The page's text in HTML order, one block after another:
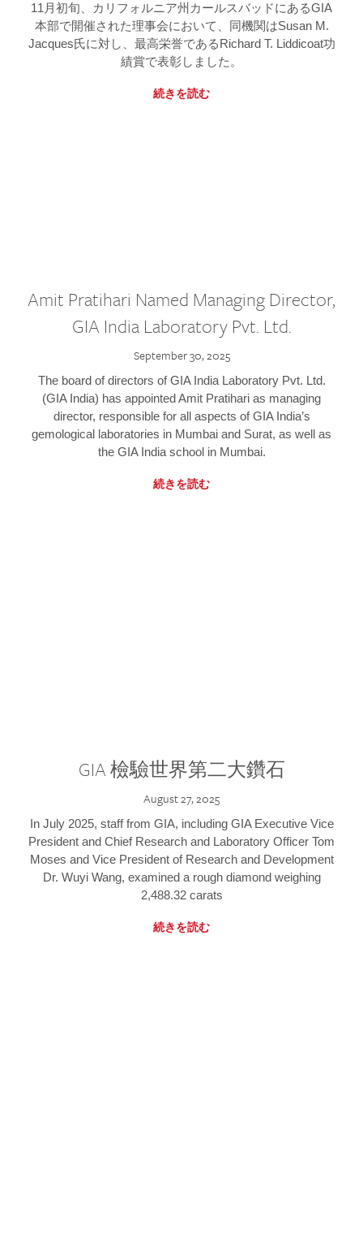
11月初旬、カリフォルニア州カールスバッドにあるGIA
本部で開催された理事会において、同機関はSusan M.
Jacques氏に対し、最高栄誉であるRichard T. Liddicoat功
績賞で表彰しました。
続きを読む
Amit Pratihari Named Managing Director,
GIA India Laboratory Pvt. Ltd.
September 30, 2025
The board of directors of GIA India Laboratory Pvt. Ltd.
(GIA India) has appointed Amit Pratihari as managing
director, responsible for all aspects of GIA India’s
gemological laboratories in Mumbai and Surat, as well as
the GIA India school in Mumbai.
続きを読む
GIA 檢驗世界第二大鑽石
August 27, 2025
In July 2025, staff from GIA, including GIA Executive Vice
President and Chief Research and Laboratory Officer Tom
Moses and Vice President of Research and Development
Dr. Wuyi Wang, examined a rough diamond weighing
2,488.32 carats
続きを読む